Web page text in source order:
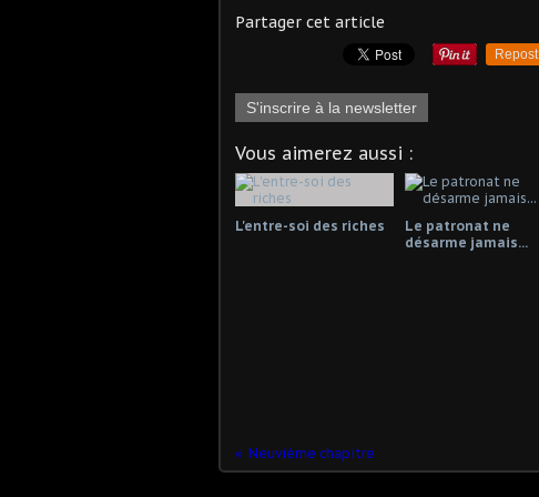
Partager cet article
Repost
S'inscrire à la newsletter
Vous aimerez aussi :
L'entre-soi des riches
Le patronat ne
désarme jamais...
Neuvième chapitre